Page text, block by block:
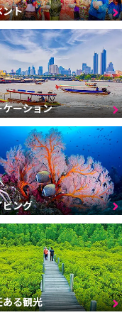
ント
ケーション
ビング
ある観光